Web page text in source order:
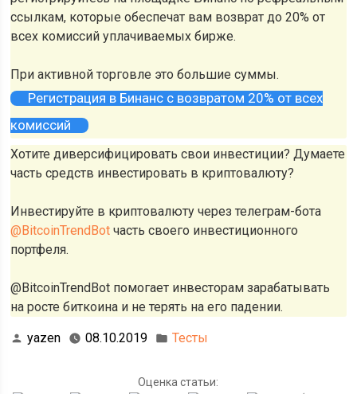
ссылкам, которые обеспечат вам возврат до 20% от
всех комиссий уплачиваемых бирже.
При активной торговле это большие суммы.
Регистрация в Бинанс с возвратом 20% от всех
комиссий
Хотите диверсифицировать свои инвестиции? Думаете
часть средств инвестировать в криптовалюту?
Инвестируйте в криптовалюту через телеграм-бота
@BitcoinTrendBot часть своего инвестиционного
портфеля.
@BitcoinTrendBot помогает инвесторам зарабатывать
на росте биткоина и не терять на его падении.
yazen 08.10.2019 Тесты
Оценка статьи: